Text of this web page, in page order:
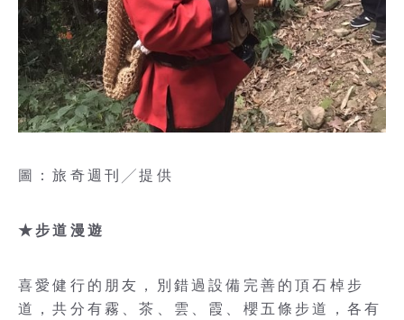
圖：旅奇週刊╱提供
★步道漫遊
喜愛健行的朋友，別錯過設備完善的頂石棹步
道，共分有霧、茶、雲、霞、櫻五條步道，各有